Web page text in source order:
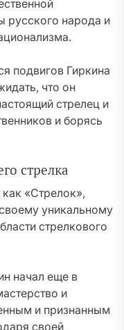
русского народа и
подвигов Гиркина
что он
стрелец и
и борясь
стрелка
«Стрелок»,
уникальному
стрелкового
начал еще в
и
и признанным
своей